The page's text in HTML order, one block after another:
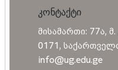
კონტაქტი
მისამართი: 77ა,
0171,
info@ug.edu.ge